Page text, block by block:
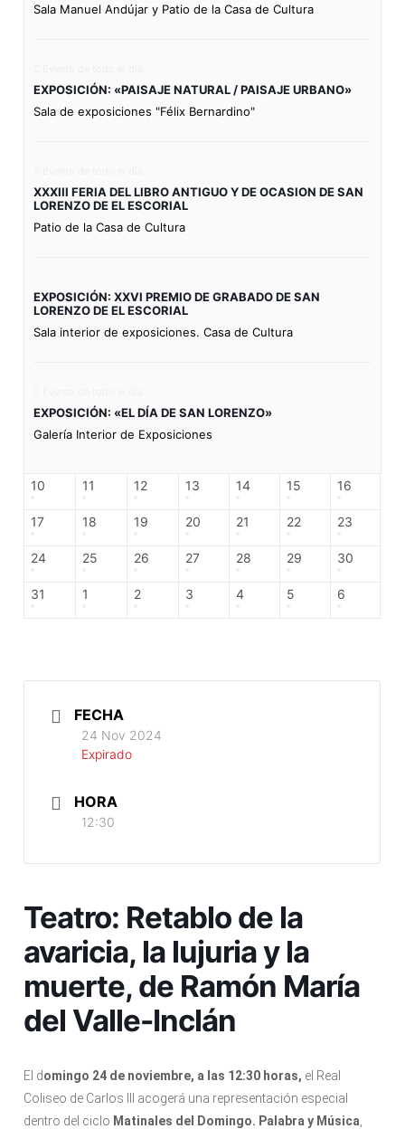
Sala Manuel Andújar y Patio de la Casa de Cultura
EXPOSICIÓN: «PAISAJE NATURAL / PAISAJE URBANO»
Sala de exposiciones "Félix Bernardino"
XXXIII FERIA DEL LIBRO ANTIGUO Y DE OCASION DE SAN
LORENZO DE EL ESCORIAL
Patio de la Casa de Cultura
EXPOSICIÓN: XXVI PREMIO DE GRABADO DE SAN
LORENZO DE EL ESCORIAL
Sala interior de exposiciones. Casa de Cultura
EXPOSICIÓN: «EL DÍA DE SAN LORENZO»
Galería Interior de Exposiciones
10 11 12 13 14 15 16
17 18 19 20 21 22 23
24 25 26 27 28 29 30
31 1 2 3 4 5 6
FECHA
24 Nov 2024
Expirado
HORA
12:30
Teatro: Retablo de la
avaricia, la lujuria y la
muerte, de Ramón María
del Valle-Inclán
El domingo 24 de noviembre, a las 12:30 horas, el Real
Coliseo de Carlos III acogerá una representación especial
dentro del ciclo Matinales del Domingo. Palabra y Música